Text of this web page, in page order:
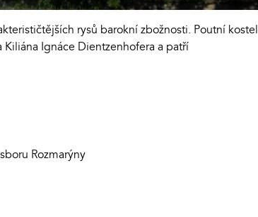
rysů barokní zbožnosti. Poutní kostel
Ignáce Dientzenhofera a patří
Rozmarýny